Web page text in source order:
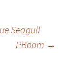
Seagull
PBoom →